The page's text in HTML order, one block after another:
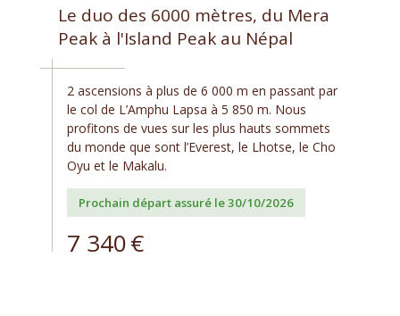
Le duo des 6000 mètres, du Mera
Peak à l'Island Peak au Népal
2 ascensions à plus de 6 000 m en passant par
le col de L’Amphu Lapsa à 5 850 m. Nous
profitons de vues sur les plus hauts sommets
du monde que sont l’Everest, le Lhotse, le Cho
Oyu et le Makalu.
Prochain départ assuré le 30/10/2026
7 340€